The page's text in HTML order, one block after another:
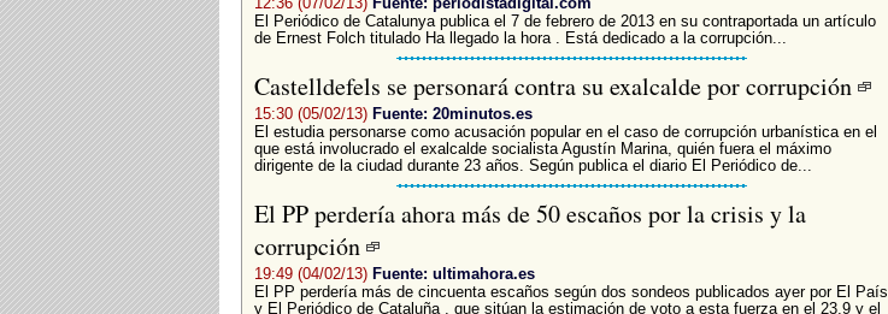
El Periódico de Catalunya publica el 7 de febrero de 2013 en su contraportada un artículo
de Ernest Folch titulado Ha llegado la hora . Está dedicado a la corrupción...
Castelldefels se personará contra su exalcalde por corrupción
15:30 (05/02/13) Fuente: 20minutos.es
El estudia personarse como acusación popular en el caso de corrupción urbanística en el
que está involucrado el exalcalde socialista Agustín Marina, quién fuera el máximo
dirigente de la ciudad durante 23 años. Según publica el diario El Periódico de...
El PP perdería ahora más de 50 escaños por la crisis y la
corrupción
19:49 (04/02/13) Fuente: ultimahora.es
El PP perdería más de cincuenta escaños según dos sondeos publicados ayer por El País
y El Periódico de Cataluña , que sitúan la estimación de voto a esta fuerza en el 23,9 y el